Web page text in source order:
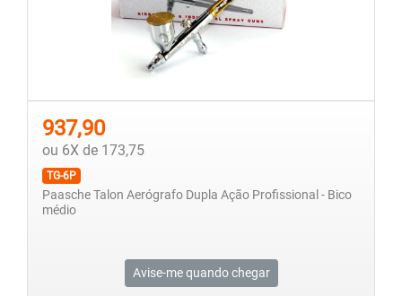
937,90
ou 6X de 173,75
TG-6P
Paasche Talon Aerógrafo Dupla Ação Profissional - Bico
médio
Avise-me quando chegar